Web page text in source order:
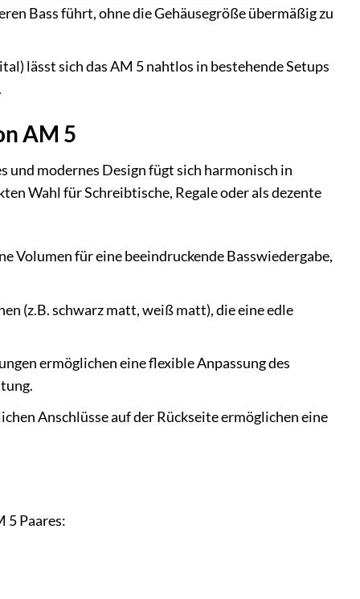
Bass führt, ohne die Gehäusegröße übermäßig zu
lässt sich das AM 5 nahtlos in bestehende Setups
AM 5
und modernes Design fügt sich harmonisch in
Wahl für Schreibtische, Regale oder als dezente
Volumen für eine beeindruckende Basswiedergabe,
(z.B. schwarz matt, weiß matt), die eine edle
ermöglichen eine flexible Anpassung des
Anschlüsse auf der Rückseite ermöglichen eine
5 Paares: